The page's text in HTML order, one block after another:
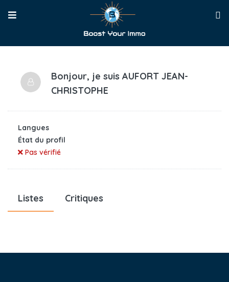
Bonjour, je suis AUFORT JEAN-
CHRISTOPHE
Langues
État du profil
Pas vérifié
Listes Critiques